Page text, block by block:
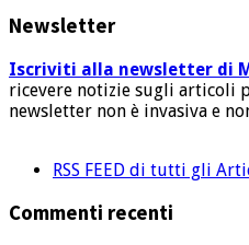
Newsletter
Iscriviti alla newsletter di
ricevere notizie sugli articoli
newsletter non è invasiva e
RSS FEED di tutti gli
Commenti recenti